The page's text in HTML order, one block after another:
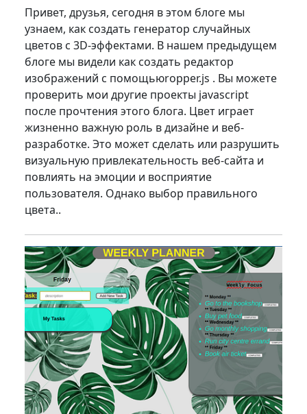
Привет, друзья, сегодня в этом блоге мы
узнаем, как создать генератор случайных
цветов с 3D-эффектами. В нашем предыдущем
блоге мы видели как создать редактор
изображений с помощьюropper.js . Вы можете
проверить мои другие проекты javascript
после прочтения этого блога. Цвет играет
жизненно важную роль в дизайне и веб-
разработке. Это может сделать или разрушить
визуальную привлекательность веб-сайта и
повлиять на эмоции и восприятие
пользователя. Однако выбор правильного
цвета..